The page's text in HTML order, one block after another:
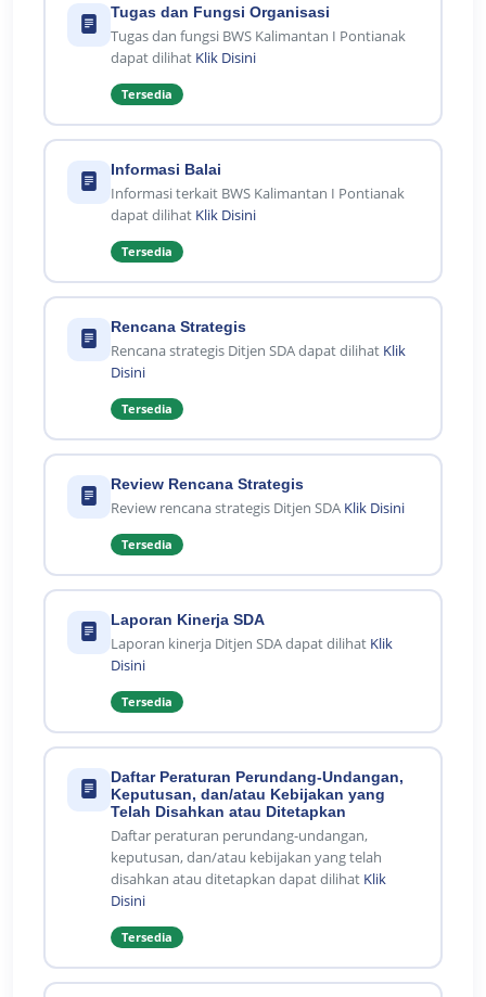
Tugas dan Fungsi Organisasi
Tugas dan fungsi BWS Kalimantan I Pontianak
dapat dilihat Klik Disini
Tersedia
Informasi Balai
Informasi terkait BWS Kalimantan I Pontianak
dapat dilihat Klik Disini
Tersedia
Rencana Strategis
Rencana strategis Ditjen SDA dapat dilihat Klik
Disini
Tersedia
Review Rencana Strategis
Review rencana strategis Ditjen SDA Klik Disini
Tersedia
Laporan Kinerja SDA
Laporan kinerja Ditjen SDA dapat dilihat Klik
Disini
Tersedia
Daftar Peraturan Perundang-Undangan,
Keputusan, dan/atau Kebijakan yang
Telah Disahkan atau Ditetapkan
Daftar peraturan perundang-undangan,
keputusan, dan/atau kebijakan yang telah
disahkan atau ditetapkan dapat dilihat Klik
Disini
Tersedia